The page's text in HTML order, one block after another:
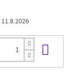
11.8.2026